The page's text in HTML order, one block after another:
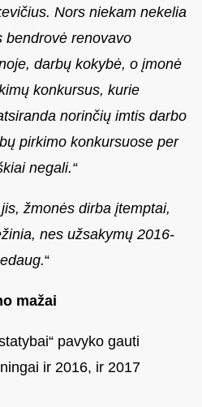
Nors niekam nekelia
bendrovė renovavo
darbų kokybė, o įmonė
konkursus, kurie
norinčių imtis darbo
pirkimo konkursuose per
negali.“
žmonės dirba įtemptai,
nes užsakymų 2016-
“
mažai
pavyko gauti
ir 2016, ir 2017